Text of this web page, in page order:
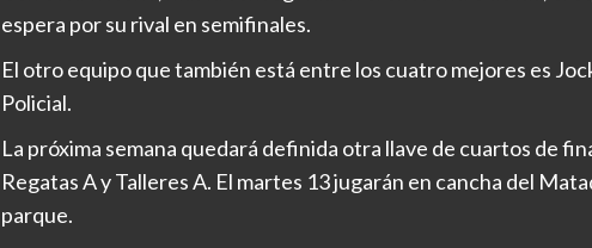
espera por su rival en semifinales.
El otro equipo que también está entre los cuatro mejores es
Policial.
La próxima semana quedará definida otra llave de cuartos de
Regatas A y Talleres A. El martes 13 jugarán en cancha del
parque.